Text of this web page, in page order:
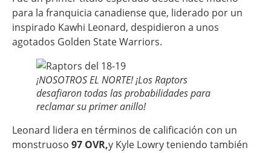
para la franquicia canadiense que, liderado por un
inspirado Kawhi Leonard, despidieron a unos
agotados Golden State Warriors.
¡NOSOTROS EL NORTE! ¡Los Raptors
desafiaron todas las probabilidades para
reclamar su primer anillo!
Leonard lidera en términos de calificación con un
monstruoso 97 OVR,y Kyle Lowry teniendo también